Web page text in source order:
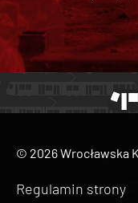
© 2026 Wrocławska
Regulamin strony